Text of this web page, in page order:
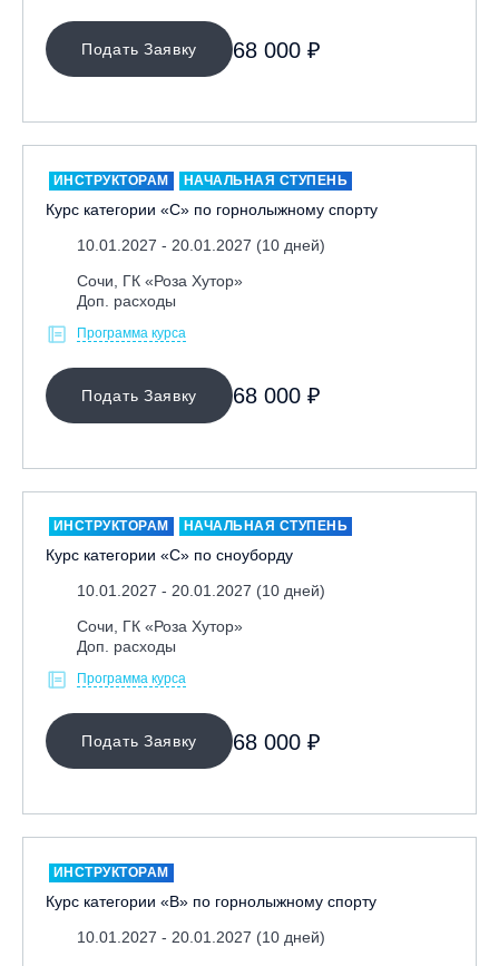
Кабардино-Балкарская Респ., ВТРК «Эльбрус»
Казань, Город-курорт «Свияжские холмы»
Кемеровская обл., ГК «Шерегеш»
Китай, Харбин, ГЛЦ «BONSKI»
Комсомольск-на-Амуре, ГЛК «Холдоми»
Красноярск, ФП «Бобровый лог»
Ленинградская обл., ГЛК «Золотая долина»
Ленинградская обл., ЦАО «Туутари Парк»
Миасс, ГЛК «Солнечная Долина»
Мончегорск, ГК «ЛАПАРК»
Москва, Парк «Ходынское поле»
Москва, СК «Кант»
Москва, Скалодром "Атмосфера"
Москва, СЭК «Лата Трэк»
Москва, ул. Олеко Дундича 19/15
Московская обл., ВГК «Лисья Гора»
Московская обл., ГК Леонида Тягачёва
Московская обл., ГЛК «Красная Горка»
Московская обл., п. Чулково, ГК «Гая Северина»
Пермский край., ГЛЦ «Губаха»
Подать Заявку 68 000 ₽
ИНСТРУКТОРАМ НАЧАЛЬНАЯ СТУПЕНЬ
Курс категории «С» по горнолыжному спорту
10.01.2027 - 20.01.2027 (10 дней)
Сочи, ГК «Роза Хутор»
Доп. расходы
Программа курса
Подать Заявку 68 000 ₽
ИНСТРУКТОРАМ НАЧАЛЬНАЯ СТУПЕНЬ
Курс категории «С» по сноуборду
10.01.2027 - 20.01.2027 (10 дней)
Сочи, ГК «Роза Хутор»
Доп. расходы
Программа курса
Подать Заявку 68 000 ₽
ИНСТРУКТОРАМ
Курс категории «В» по горнолыжному спорту
10.01.2027 - 20.01.2027 (10 дней)